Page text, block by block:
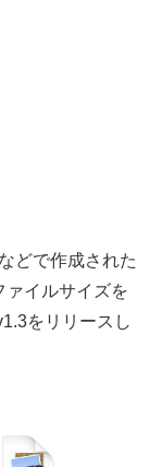
どで作成された
ァイルサイズを
をリリースし